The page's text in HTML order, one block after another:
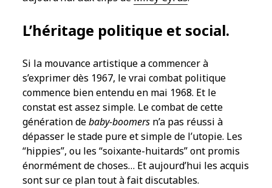
L’héritage politique et social.
Si la mouvance artistique a commencer à
s’exprimer dès 1967, le vrai combat politique
commence bien entendu en mai 1968. Et le
constat est assez simple. Le combat de cette
génération debaby-boomers n’a pas réussi à
dépasser le stade pure et simple de l’utopie. Les
“hippies”, ou les “soixante-huitards” ont promis
énormément de choses… Et aujourd’hui les acquis
sont sur ce plan tout à fait discutables.